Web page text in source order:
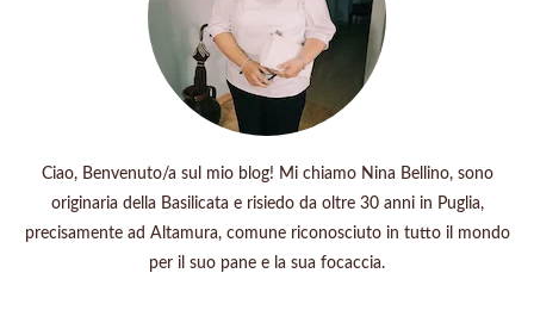
Ciao, Benvenuto/a sul mio blog! Mi chiamo Nina Bellino, sono
originaria della Basilicata e risiedo da oltre 30 anni in Puglia,
precisamente ad Altamura, comune riconosciuto in tutto il mondo
per il suo pane e la sua focaccia.